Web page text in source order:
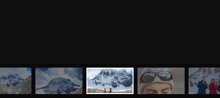
ЙОГА СЕМИНАРЫ МЕНЮ О НАС МАГАЗИН